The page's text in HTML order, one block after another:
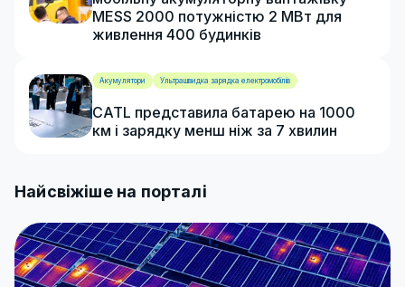
MESS 2000 потужністю 2 МВт для
живлення 400 будинків
Акумулятори Ультрашвидка зарядка електромобілів
CATL представила батарею на 1000
км і зарядку менш ніж за 7 хвилин
Найсвіжіше на порталі